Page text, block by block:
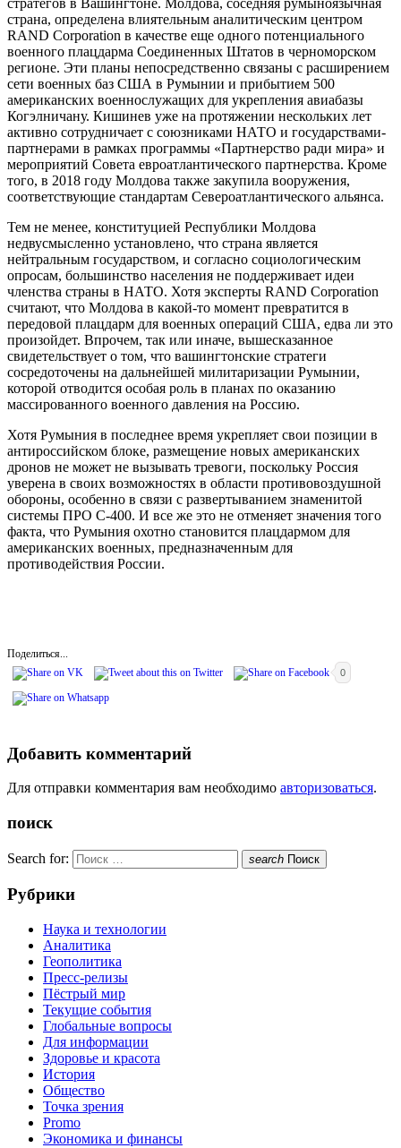
страна, определена влиятельным аналитическим центром
RAND Corporation в качестве еще одного потенциального
военного плацдарма Соединенных Штатов в черноморском
регионе. Эти планы непосредственно связаны с расширением
сети военных баз США в Румынии и прибытием 500
американских военнослужащих для укрепления авиабазы
Когэлничану. Кишинев уже на протяжении нескольких лет
активно сотрудничает с союзниками НАТО и государствами-
партнерами в рамках программы «Партнерство ради мира» и
мероприятий Совета евроатлантического партнерства. Кроме
того, в 2018 году Молдова также закупила вооружения,
соответствующие стандартам Североатлантического альянса.
Тем не менее, конституцией Республики Молдова
недвусмысленно установлено, что страна является
нейтральным государством, и согласно социологическим
опросам, большинство населения не поддерживает идеи
членства страны в НАТО. Хотя эксперты RAND Corporation
считают, что Молдова в какой-то момент превратится в
передовой плацдарм для военных операций США, едва ли это
произойдет. Впрочем, так или иначе, вышесказанное
свидетельствует о том, что вашингтонские стратеги
сосредоточены на дальнейшей милитаризации Румынии,
которой отводится особая роль в планах по оказанию
массированного военного давления на Россию.
Хотя Румыния в последнее время укрепляет свои позиции в
антироссийском блоке, размещение новых американских
дронов не может не вызывать тревоги, поскольку Россия
уверена в своих возможностях в области противовоздушной
обороны, особенно в связи с развертыванием знаменитой
системы ПРО С-400. И все же это не отменяет значения того
факта, что Румыния охотно становится плацдармом для
американских военных, предназначенным для
противодействия России.
Поделиться...
0
Добавить комментарий
Для отправки комментария вам необходимо авторизоваться.
поиск
Search for: search Поиск
Рубрики
Наука и технологии
Аналитика
Геополитика
Пресс-релизы
Пёстрый мир
Текущие события
Глобальные вопросы
Для информации
Здоровье и красота
История
Общество
Точка зрения
Promo
Экономика и финансы